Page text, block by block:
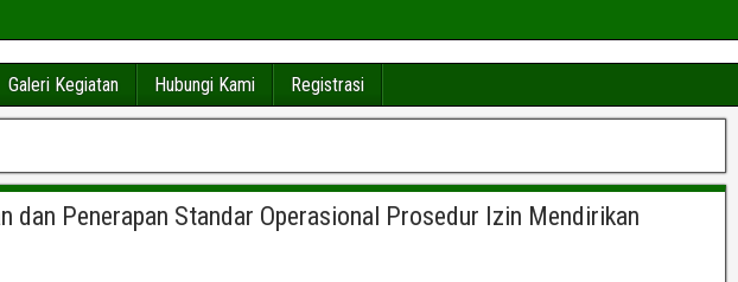
Galeri Kegiatan Hubungi Kami Registrasi
dan Penerapan Standar Operasional Prosedur Izin Mendirikan